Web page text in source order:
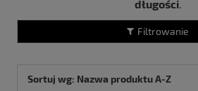
Filtrowanie
długości.
Sortuj wg: Nazwa produktu A-Z